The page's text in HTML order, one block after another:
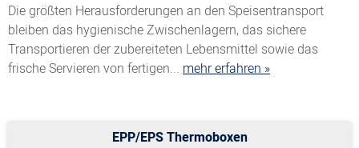
Die größten Herausforderungen an den Speisentransport
bleiben das hygienische Zwischenlagern, das sichere
Transportieren der zubereiteten Lebensmittel sowie das
frische Servieren von fertigen... mehr erfahren »
EPP/EPS Thermoboxen